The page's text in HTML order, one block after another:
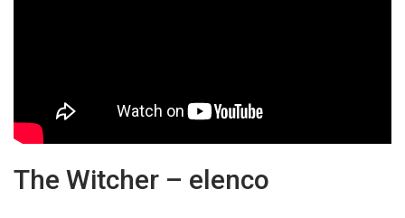
The Witcher – elenco